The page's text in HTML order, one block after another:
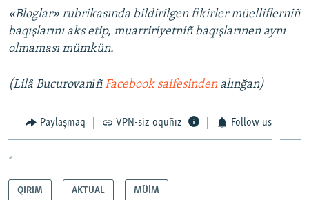
«Bloglar» rubrikasında bildirilgen fikirler müelliflerniñ
baqışlarını aks etip, muarririyetniñ baqışlarınen aynı
olmaması mümkün.
(Lilâ BucurovanіñFacebook saifesinden alınğan​)
Paylaşmaq VPN-siz oquñız Follow us
*
QIRIM AKTUAL MÜİM